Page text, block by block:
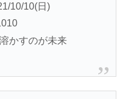
10/10(日)
かすのが未来